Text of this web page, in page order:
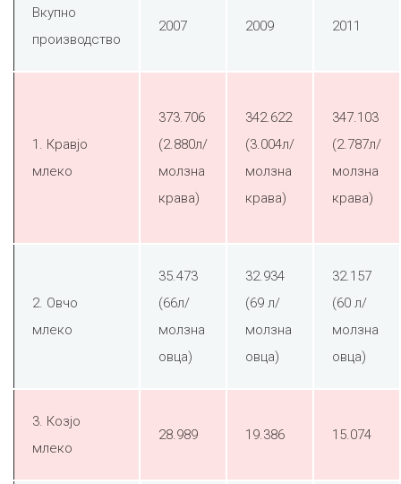
Вкупно
производство
2007 2009 2011
1. Кравјо
млеко
373.706
(2.880л/
молзна
крава)
342.622
(3.004л/
молзна
крава)
347.103
(2.787л/
молзна
крава)
2. Овчо
млеко
35.473
(66л/
молзна
овца)
32.934
(69 л/
молзна
овца)
32.157
(60 л/
молзна
овца)
3. Козјо
млеко
28.989 19.386 15.074